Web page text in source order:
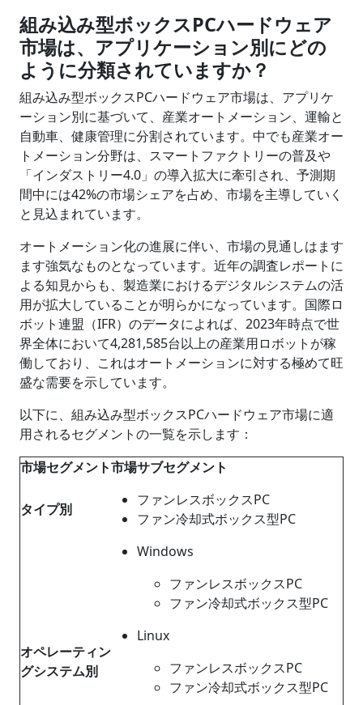
組み込み型ボックスPCハードウェア
市場は、アプリケーション別にどの
ように分類されていますか？
組み込み型ボックスPCハードウェア市場は、アプリケ
ーション別に基づいて、産業オートメーション、運輸と
自動車、健康管理に分割されています。中でも産業オー
トメーション分野は、スマートファクトリーの普及や
「インダストリー4.0」の導入拡大に牽引され、予測期
間中には42%の市場シェアを占め、市場を主導していく
と見込まれています。
オートメーション化の進展に伴い、市場の見通しはます
ます強気なものとなっています。近年の調査レポートに
よる知見からも、製造業におけるデジタルシステムの活
用が拡大していることが明らかになっています。国際ロ
ボット連盟（IFR）のデータによれば、2023年時点で世
界全体において4,281,585台以上の産業用ロボットが稼
働しており、これはオートメーションに対する極めて旺
盛な需要を示しています。
以下に、組み込み型ボックスPCハードウェア市場に適
用されるセグメントの一覧を示します：
市場セグメント市場サブセグメント
タイプ別
ファンレスボックスPC
ファン冷却式ボックス型PC
オペレーティン
グシステム別
Windows
ファンレスボックスPC
ファン冷却式ボックス型PC
Linux
ファンレスボックスPC
ファン冷却式ボックス型PC